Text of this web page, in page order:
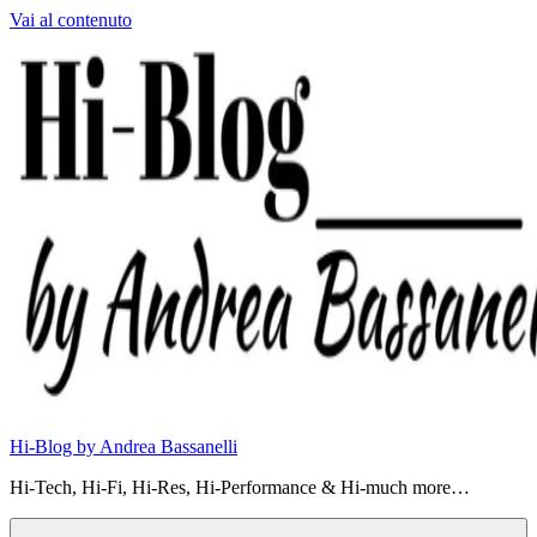
Vai al contenuto
Hi-Blog by Andrea Bassanelli
Hi-Tech, Hi-Fi, Hi-Res, Hi-Performance & Hi-much more…